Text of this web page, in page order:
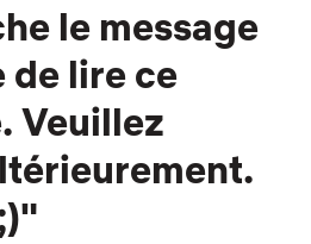
le message
de lire ce
Veuillez